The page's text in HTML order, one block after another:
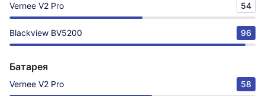
Vernee V2 Pro 54
Blackview BV5200 96
Батарея
Vernee V2 Pro 58